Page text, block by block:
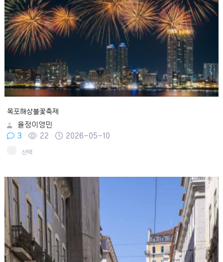
목포해상불꽃축제
율정이영민
3
22 2026-05-10
선택